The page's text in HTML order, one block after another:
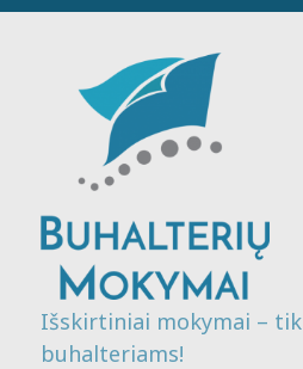
Išskirtiniai mokymai – tik
buhalteriams!